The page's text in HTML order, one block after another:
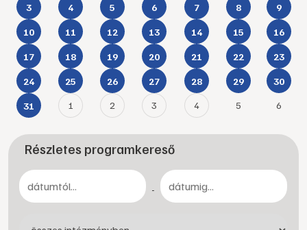
3 4 5 6 7 8 9
10 11 12 13 14 15 16
17 18 19 20 21 22 23
24 25 26 27 28 29 30
31 1 2 3 4 5 6
Részletes programkereső
-